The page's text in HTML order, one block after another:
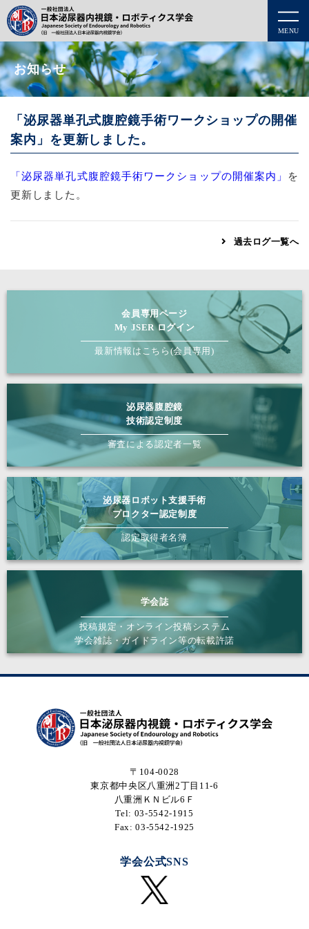
MENU
お知らせ
「泌尿器単孔式腹腔鏡手術ワークショップの開催
案内」を更新しました。
「泌尿器単孔式腹腔鏡手術ワークショップの開催案内」
を
更新しました。
過去ログ一覧へ
会員専用ページ
My JSER ログイン
最新情報はこちら(会員専用)
泌尿器腹腔鏡
技術認定制度
審査による認定者一覧
泌尿器ロボット支援手術
プロクター認定制度
認定取得者名簿
学会誌
投稿規定・オンライン投稿システム
学会雑誌・ガイドライン等の転載許諾
〒104-0028
東京都中央区八重洲2丁目11-6
八重洲ＫＮビル6Ｆ
Tel: 03-5542-1915
Fax: 03-5542-1925
学会公式SNS